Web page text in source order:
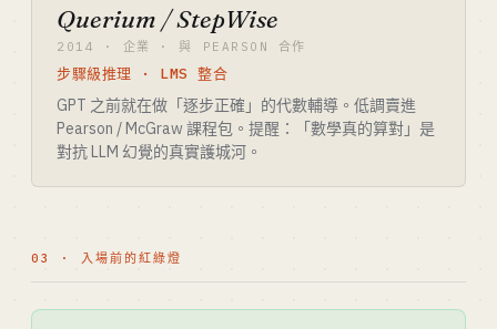
Querium / StepWise
2014 · 企業 · 與 PEARSON 合作
步驟級推理 · LMS 整合
GPT 之前就在做「逐步正確」的代數輔導。低調賣進
Pearson / McGraw 課程包。提醒：「數學真的算對」是
對抗 LLM 幻覺的真實護城河。
03 · 入場前的紅綠燈